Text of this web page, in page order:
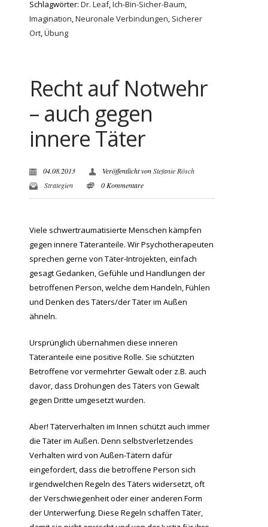
Schlagwörter: Dr. Leaf,Ich-Bin-Sicher-Baum,
Imagination,Neuronale Verbindungen, Sicherer
Ort,Übung
Recht auf Notwehr
– auch gegen
innere Täter
04.08.2013 Veröffentlicht vonStefanie Rösch
Strategien
0 Kommentare
Viele schwertraumatisierte Menschen kämpfen
gegen innere Täteranteile. Wir Psychotherapeuten
sprechen gerne von Täter-Introjekten, einfach
gesagt Gedanken, Gefühle und Handlungen der
betroffenen Person, welche dem Handeln, Fühlen
und Denken des Täters/der Täter im Außen
ähneln.
Ursprünglich übernahmen diese inneren
Täteranteile eine positive Rolle. Sie schützten
Betroffene vor vermehrter Gewalt oder z.B. auch
davor, dass Drohungen des Täters von Gewalt
gegen Dritte umgesetzt wurden.
Aber! Täterverhalten im Innen schützt auch immer
die Täter im Außen. Denn selbstverletzendes
Verhalten wird von Außen-Tätern dafür
eingefordert, dass die betroffene Person sich
irgendwelchen Regeln des Täters widersetzt, oft
der Verschwiegenheit oder einer anderen Form
der Unterwerfung. Diese Regeln schaffen Täter,